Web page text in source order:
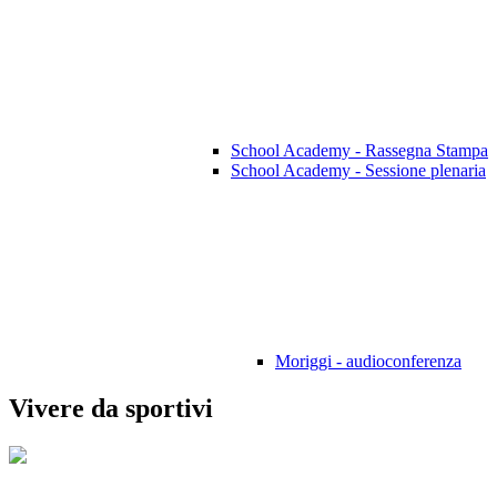
School Academy - Rassegna Stampa
School Academy - Sessione plenaria
Moriggi - audioconferenza
Vivere da sportivi